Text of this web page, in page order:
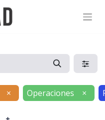
× Operaciones ×